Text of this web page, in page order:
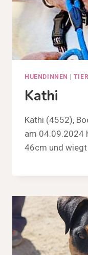
HUENDINNEN
Kathi
Kathi (4552),
am 04.09.2024
46cm und